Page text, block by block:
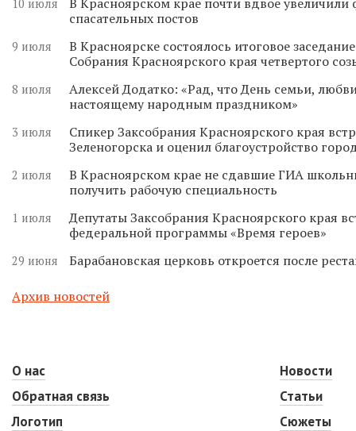
10 июля
спасательных постов
9 июля
В Красноярске состоялось итоговое
Собрания Красноярского края четвертого
8 июля
Алексей Додатко: «Рад, что День семьи,
настоящему народным праздником»
3 июля
Спикер Заксобрания Красноярского края
Зеленогорска и оценил благоустройство
2 июля
В Красноярском крае не сдавшие ГИА
получить рабочую специальность
1 июля
Депутаты Заксобрания Красноярского края
федеральной программы «Время героев»
29 июня Барабановская церковь откроется после
Архив новостей
О нас
Обратная связь
Логотип
Новости
Статьи
Сюжеты